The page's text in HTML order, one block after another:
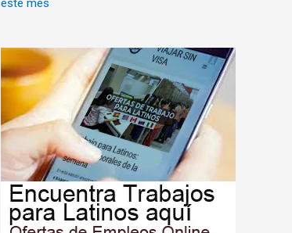
este mes